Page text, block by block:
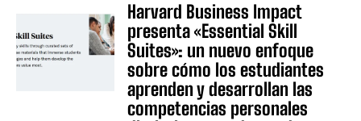
Harvard Business Impact
presenta «Essential Skill
Suites»: un nuevo enfoque
sobre cómo los estudiantes
aprenden y desarrollan las
competencias personales